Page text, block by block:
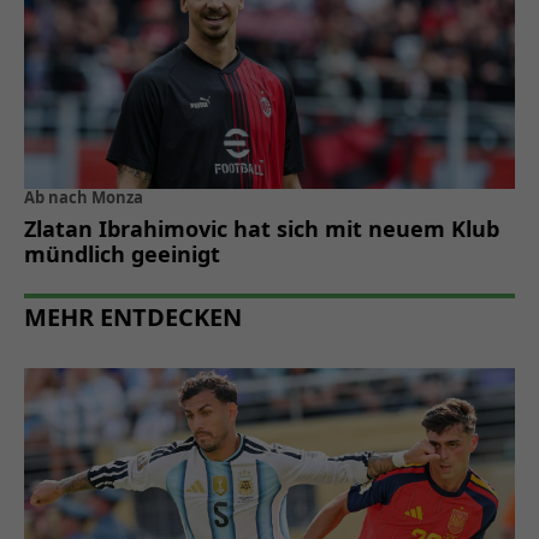
Ab nach Monza
Zlatan Ibrahimovic hat sich mit neuem Klub
mündlich geeinigt
MEHR ENTDECKEN